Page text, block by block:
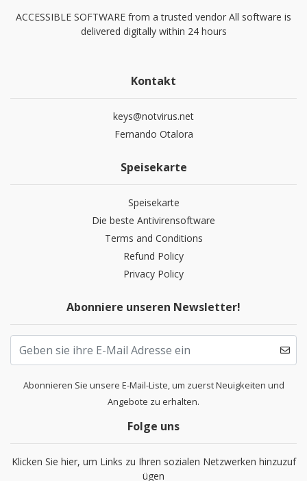
ACCESSIBLE SOFTWARE from a trusted vendor All software is
delivered digitally within 24 hours
Kontakt
keys@notvirus.net
Fernando Otalora
Speisekarte
Speisekarte
Die beste Antivirensoftware
Terms and Conditions
Refund Policy
Privacy Policy
Abonniere unseren Newsletter!
Abonnieren Sie unsere E-Mail-Liste, um zuerst Neuigkeiten und
Angebote zu erhalten.
Folge uns
Klicken Sie hier, um Links zu Ihren sozialen Netzwerken hinzuzuf
ügen